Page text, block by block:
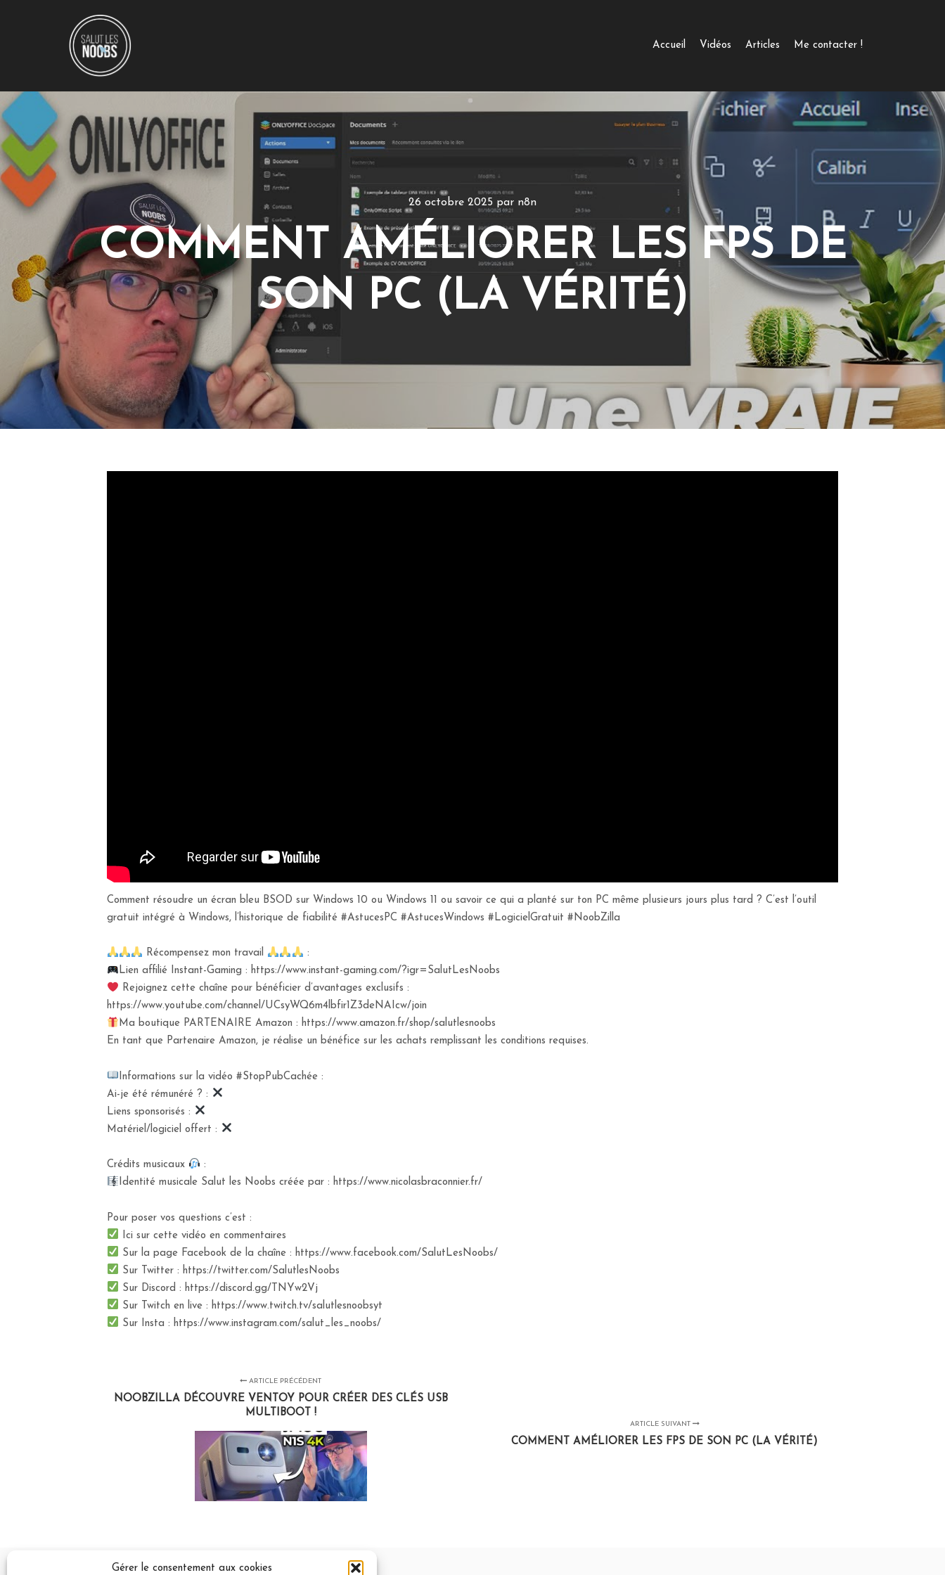
Gérer le consentement aux cookies
Accueil Vidéos Articles Me contacter !
26 octobre 2025 par n8n
COMMENT AMÉLIORER LES FPS DE
SON PC (LA VÉRITÉ)
Comment résoudre un écran bleu BSOD sur Windows 10 ou Windows 11 ou savoir ce qui a planté sur ton PC même plusieurs jours plus tard ? C’est l’outil
gratuit intégré à Windows, l’historique de fiabilité #AstucesPC #AstucesWindows #LogicielGratuit #NoobZilla
Récompensez mon travail
:
Lien affilié Instant-Gaming : https://www.instant-gaming.com/?igr=SalutLesNoobs
Rejoignez cette chaîne pour bénéficier d’avantages exclusifs :
https://www.youtube.com/channel/UCsyWQ6m4lbfir1Z3deNAIcw/join
Ma boutique PARTENAIRE Amazon : https://www.amazon.fr/shop/salutlesnoobs
En tant que Partenaire Amazon, je réalise un bénéfice sur les achats remplissant les conditions requises.
Informations sur la vidéo #StopPubCachée :
Ai-je été rémunéré ? :
Liens sponsorisés :
Matériel/logiciel offert :
Crédits musicaux
:
Identité musicale Salut les Noobs créée par : https://www.nicolasbraconnier.fr/
Pour poser vos questions c’est :
Ici sur cette vidéo en commentaires
Sur la page Facebook de la chaîne : https://www.facebook.com/SalutLesNoobs/
Sur Twitter : https://twitter.com/SalutlesNoobs
Sur Discord : https://discord.gg/TNYw2Vj
Sur Twitch en live : https://www.twitch.tv/salutlesnoobsyt
Sur Insta : https://www.instagram.com/salut_les_noobs/
ARTICLE PRÉCÉDENT
NOOBZILLA DÉCOUVRE VENTOY POUR CRÉER DES CLÉS USB
MULTIBOOT !
ARTICLE SUIVANT
COMMENT AMÉLIORER LES FPS DE SON PC (LA VÉRITÉ)